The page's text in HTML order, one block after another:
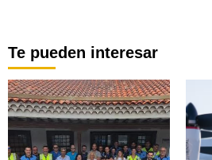
Te pueden interesar